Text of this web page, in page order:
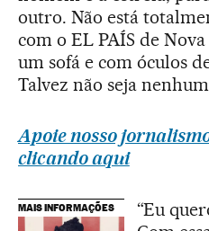
outro. Não está
com o EL PAÍS de
um sofá e com óculos
Talvez não seja
Apoie nosso
clicando aqui
MAIS INFORMAÇÕES
“Eu